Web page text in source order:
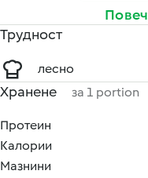
Трудност
лесно
Хранене за 1 portion
Протеин
Калории
Мазнини